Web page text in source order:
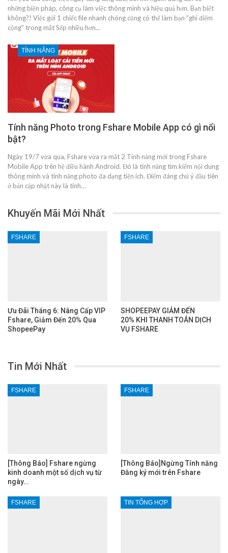
những biện pháp, công cụ làm việc thông minh và hiệu quả hơn. Bạn biết
không?! Việc gửi 1 chiếc file nhanh chóng cũng có thể làm bạn "ghi điểm
cộng" trong mắt Sếp nhiều hơn…
TÍNH NĂNG
Tính năng Photo trong Fshare Mobile App có gì nổi
bật?
Ngày 19/7 vừa qua, Fshare vừa ra mắt 2 Tính năng mới trong Fshare
Mobile App trên hệ điều hành Android. Đó là tính năng tìm kiếm nội dung
thông minh và tính năng photo đa dạng tiện ích. Điểm đáng chú ý đầu tiên
ở bản cập nhật này là tính…
Khuyến Mãi Mới Nhất
FSHARE
Ưu Đãi Tháng 6: Nâng Cấp VIP
Fshare, Giảm Đến 20% Qua
ShopeePay
FSHARE
SHOPEEPAY GIẢM ĐẾN
20% KHI THANH TOÁN DỊCH
VỤ FSHARE
Tin Mới Nhất
FSHARE
[Thông Báo] Fshare ngừng
kinh doanh một số dịch vụ từ
ngày…
FSHARE
[Thông Báo]Ngừng Tính năng
Đăng ký mới trên Fshare
FSHARE TIN TỔNG HỢP